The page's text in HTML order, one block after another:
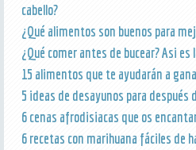
cabello?
¿Qué alimentos son buenos para
¿Qué comer antes de bucear? Asi
15 alimentos que te ayudarán a
5 ideas de desayunos para después
6 cenas afrodisiacas que os
6 recetas con marihuana fáciles de